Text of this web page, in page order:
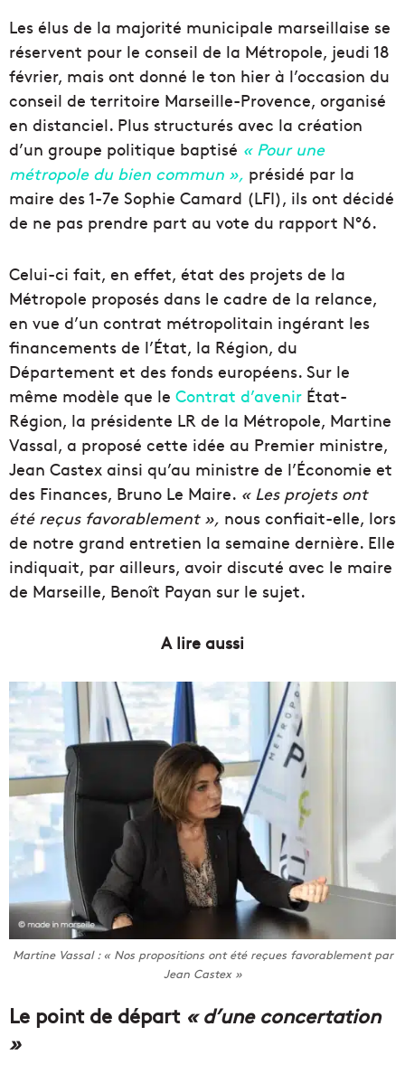
Les élus de la majorité municipale marseillaise se
réservent pour le conseil de la Métropole, jeudi 18
février, mais ont donné le ton hier à l’occasion du
conseil de territoire Marseille-Provence, organisé
en distanciel. Plus structurés avec la création
d’un groupe politique baptisé « Pour une
métropole du bien commun », présidé par la
maire des 1-7e Sophie Camard (LFI), ils ont décidé
de ne pas prendre part au vote du rapport N°6.
Celui-ci fait, en effet, état des projets de la
Métropole proposés dans le cadre de la relance,
en vue d’un contrat métropolitain ingérant les
financements de l’État, la Région, du
Département et des fonds européens. Sur le
même modèle que le Contrat d’avenir État-
Région, la présidente LR de la Métropole, Martine
Vassal, a proposé cette idée au Premier ministre,
Jean Castex ainsi qu’au ministre de l’Économie et
des Finances, Bruno Le Maire. « Les projets ont
été reçusfavorablement », nous confiait-elle, lors
de notre grand entretien la semaine dernière. Elle
indiquait, par ailleurs, avoir discuté avec le maire
de Marseille, Benoît Payan sur le sujet.
A lire aussi
Martine Vassal : « Nos propositions ont été reçues favorablement par
Jean Castex »
Le point de départ « d’une concertation
»